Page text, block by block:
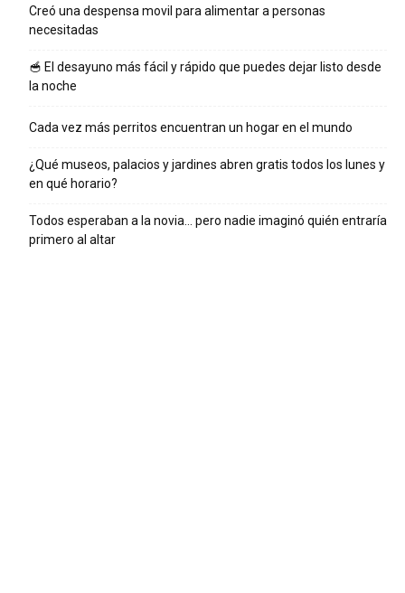
Creó una despensa movil para alimentar a personas
necesitadas
🥣 El desayuno más fácil y rápido que puedes dejar listo desde
la noche
Cada vez más perritos encuentran un hogar en el mundo
¿Qué museos, palacios y jardines abren gratis todos los lunes y
en qué horario?
Todos esperaban a la novia… pero nadie imaginó quién entraría
primero al altar